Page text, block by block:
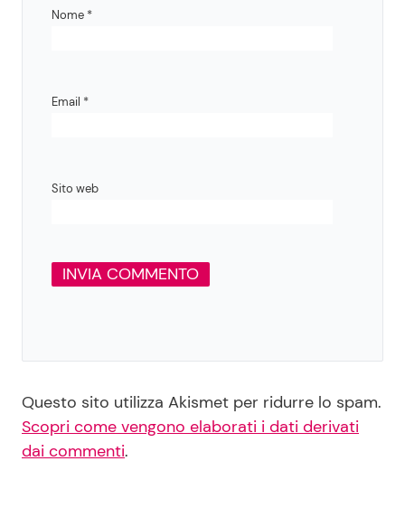
Nome *
Email *
Sito web
Questo sito utilizza Akismet per ridurre lo spam.
Scopri come vengono elaborati i dati derivati
dai commenti.